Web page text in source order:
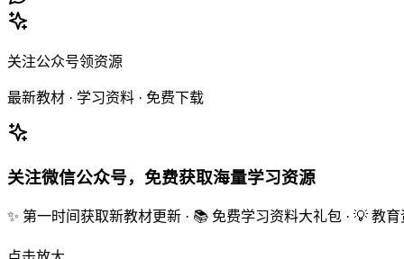
关注公众号领资源
最新教材 · 学习资料 · 免费下载
关注微信公众号，免费获取海量学习资源
✨ 第一时间获取新教材更新 · 📚 免费学习资料大礼包 · 💡 教